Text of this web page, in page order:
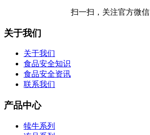
扫一扫，关注官方微信
关于我们
关于我们
食品安全知识
食品安全资讯
联系我们
产品中心
犊牛系列